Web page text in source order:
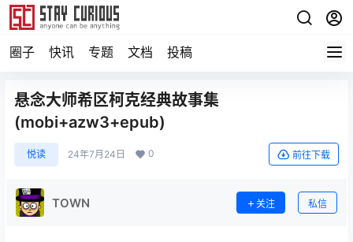
圈子 快讯 专题 文档 投稿
悬念大师希区柯克经典故事集
(mobi+azw3+epub)
悦读 24年7月24日 0 前往下载
TOWN 关注 私信